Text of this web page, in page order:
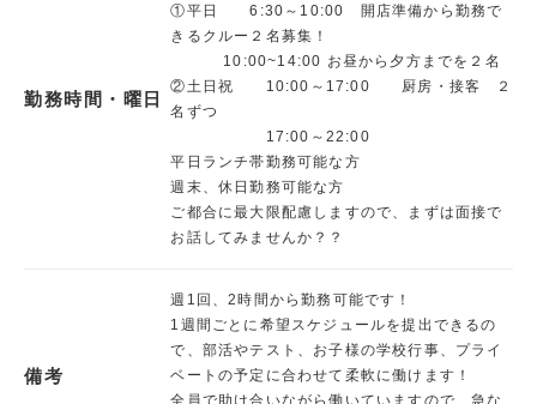
勤務時間・曜日
①平日 6:30～10:00 開店準備から勤務で
きるクルー２名募集！
10:00~14:00 お昼から夕方までを２名
②土日祝 10:00～17:00 厨房・接客 ２
名ずつ
17:00～22:00
平日ランチ帯勤務可能な方
週末、休日勤務可能な方
ご都合に最大限配慮しますので、まずは面接で
お話してみませんか？？
備考
週1回、2時間から勤務可能です！
1週間ごとに希望スケジュールを提出できるの
で、部活やテスト、お子様の学校行事、プライ
ベートの予定に合わせて柔軟に働けます！
全員で助け合いながら働いていますので、急な